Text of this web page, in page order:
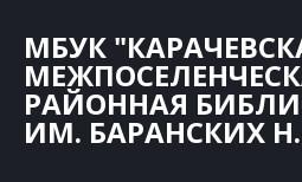
МБУК
РАЙОННАЯ
ИМ. БАРАНСКИХ